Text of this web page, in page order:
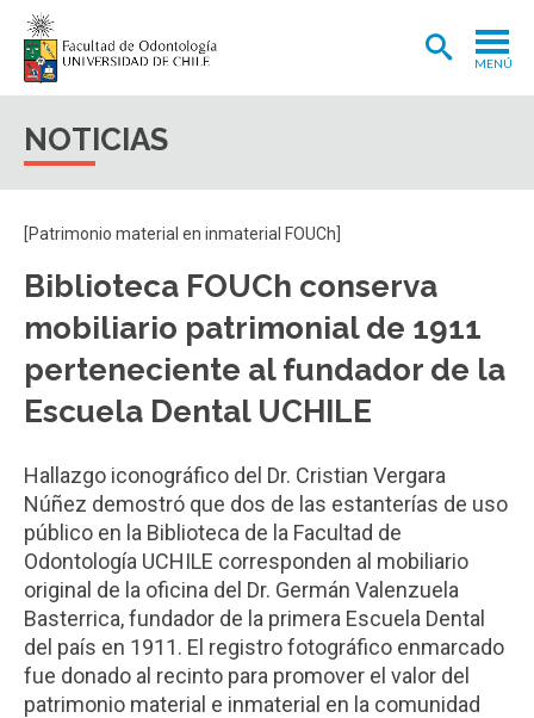
MENÚ
INTERNACIONAL
CLÍNICA ODONTOLÓGICA
FACULTAD
ESTUDIANTES ACADÉMICOS
FUNCIONARIOS EGRESADOS
NOTICIAS
[Patrimonio material en inmaterial FOUCh]
Biblioteca FOUCh conserva
mobiliario patrimonial de 1911
perteneciente al fundador de la
Escuela Dental UCHILE
Hallazgo iconográfico del Dr. Cristian Vergara
Núñez demostró que dos de las estanterías de uso
público en la Biblioteca de la Facultad de
Odontología UCHILE corresponden al mobiliario
original de la oficina del Dr. Germán Valenzuela
Basterrica, fundador de la primera Escuela Dental
del país en 1911. El registro fotográfico enmarcado
fue donado al recinto para promover el valor del
patrimonio material e inmaterial en la comunidad